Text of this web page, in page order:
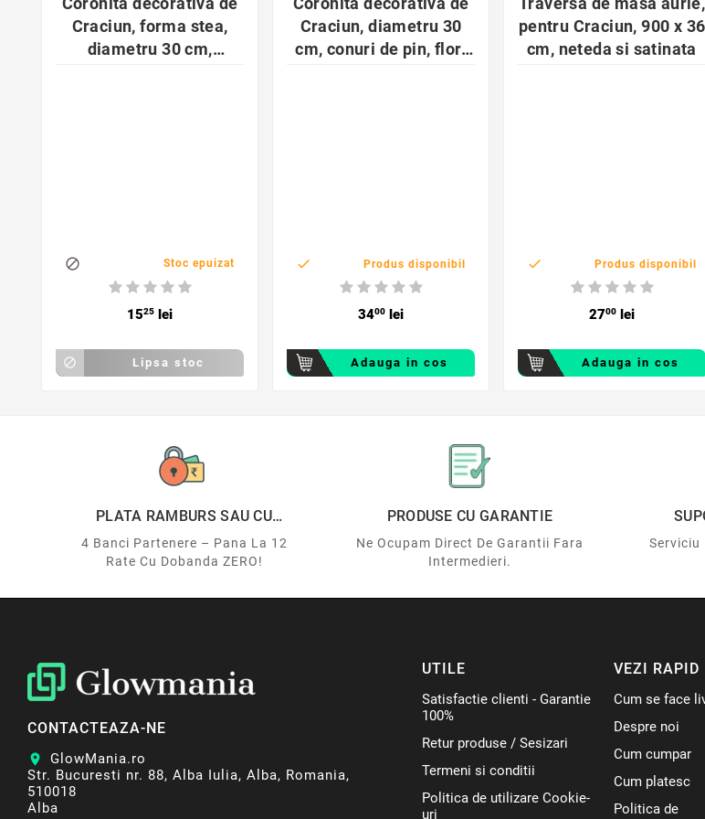
Craciun, forma stea,
diametru 30 cm,
 Stoc epuizat
1525 lei
 Lipsa stoc
Craciun, diametru 30
cm, conuri de pin, flori
 Produs disponibil
3400 lei
Adauga in cos
pentru Craciun, 900 x 36
cm, neteda si satinata
 Produs disponibil
2700 lei
Adauga in cos
PLATA RAMBURS SAU CU
4 Banci Partenere – Pana La 12
Rate Cu Dobanda ZERO!
PRODUSE CU GARANTIE
Ne Ocupam Direct De Garantii Fara
Intermedieri.
Serviciu
CONTACTEAZA-NE
location_on
GlowMania.ro
Str. Bucuresti nr. 88, Alba Iulia, Alba, Romania,
510018
Alba
UTILE
Satisfactie clienti - Garantie
100%
Retur produse / Sesizari
Termeni si conditii
Politica de utilizare Cookie-
uri
VEZI RAPID
Cum se face
Despre noi
Cum cumpar
Cum platesc
Politica de